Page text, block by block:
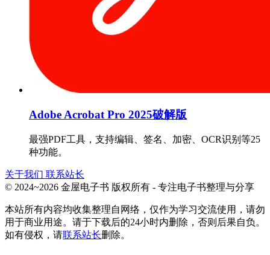
Adobe Acrobat Pro 2025破解版
最强PDF工具，支持编辑、签名、加密、OCR识别等25
种功能。
关于我们 联系站长
© 2024~2026 金屋电子书 版权所有 - 专注电子书整理与分享
本站所有内容均收集整理自网络，仅作为学习交流使用，请勿
用于商业用途。请于下载后的24小时内删除，否则后果自负。
如有侵权，请联系站长删除。